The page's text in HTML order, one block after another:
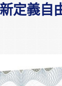
定義